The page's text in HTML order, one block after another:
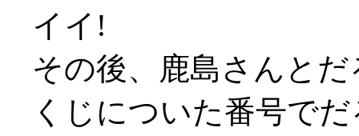
イイ!
その後、鹿島さんと
くじについた番号で